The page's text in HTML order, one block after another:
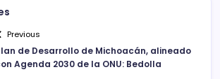
Previous
de Desarrollo de Michoacán, alineado
Agenda 2030 de la ONU: Bedolla